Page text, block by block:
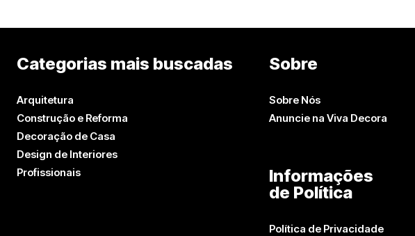
Categorias mais buscadas
Arquitetura
Construção e Reforma
Decoração de Casa
Design de Interiores
Profissionais
Sobre
Sobre Nós
Anuncie na Viva Decora
Informações
de Política
Política de Privacidade